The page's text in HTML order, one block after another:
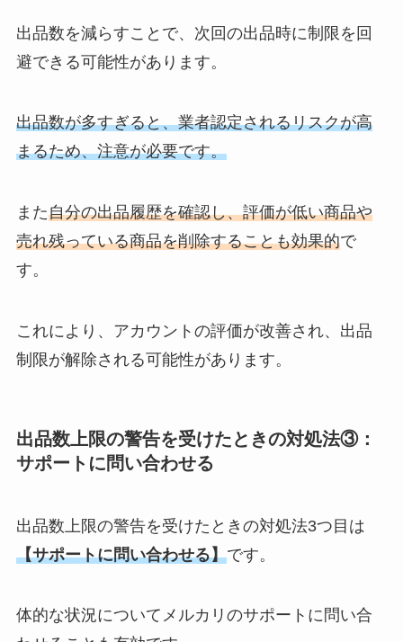
出品数を減らすことで、次回の出品時に制限を回
避できる可能性があります。
出品数が多すぎると、業者認定されるリスクが高
まるため、注意が必要です。
また自分の出品履歴を確認し、評価が低い商品や
売れ残っている商品を削除することも効果的で
す。
これにより、アカウントの評価が改善され、出品
制限が解除される可能性があります。
出品数上限の警告を受けたときの対処法③：
サポートに問い合わせる
出品数上限の警告を受けたときの対処法3つ目は
【サポートに問い合わせる】です。
体的な状況についてメルカリのサポートに問い合